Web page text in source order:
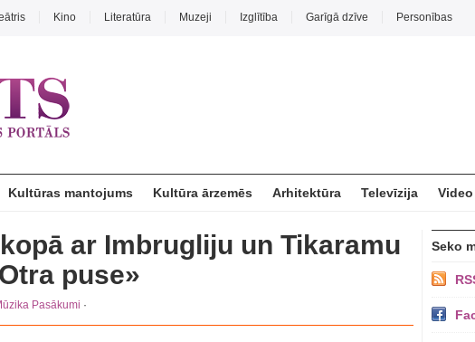
Kino Literatūra Muzeji Izglītība Garīgā dzīve Personības
Kultūras mantojums Kultūra ārzemēs Arhitektūra Televīzija Video
ar Imbrugliju un Tikaramu
puse»
Pasākumi ·
Seko